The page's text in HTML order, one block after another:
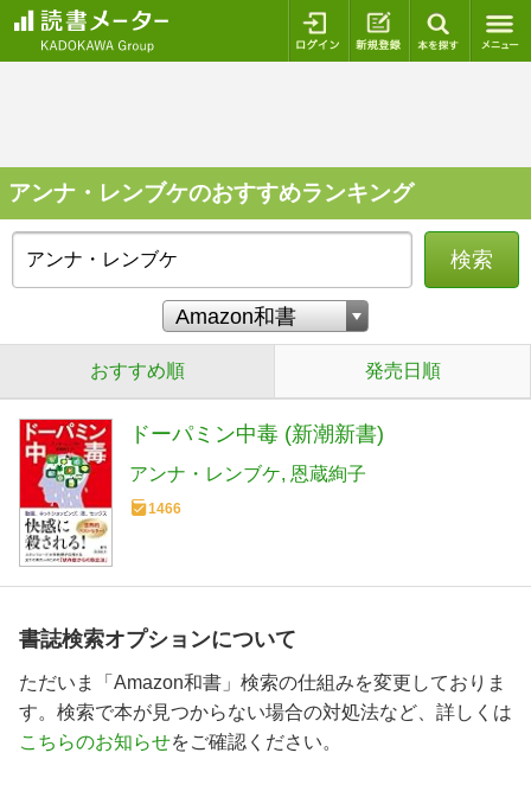
ログイン 新規登録
アンナ・レンブケのおすすめランキング
検索
おすすめ順 発売日順
ドーパミン中毒 (新潮新書)
アンナ・レンブケ 恩蔵絢子
1466
書誌検索オプションについて
ただいま「Amazon和書」検索の仕組みを変更しておりま
す。検索で本が見つからない場合の対処法など、詳しくは
こちらのお知らせをご確認ください。